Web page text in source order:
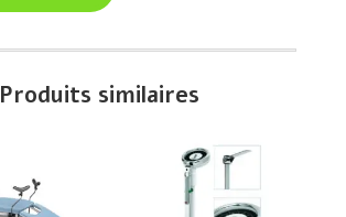
Produits similaires